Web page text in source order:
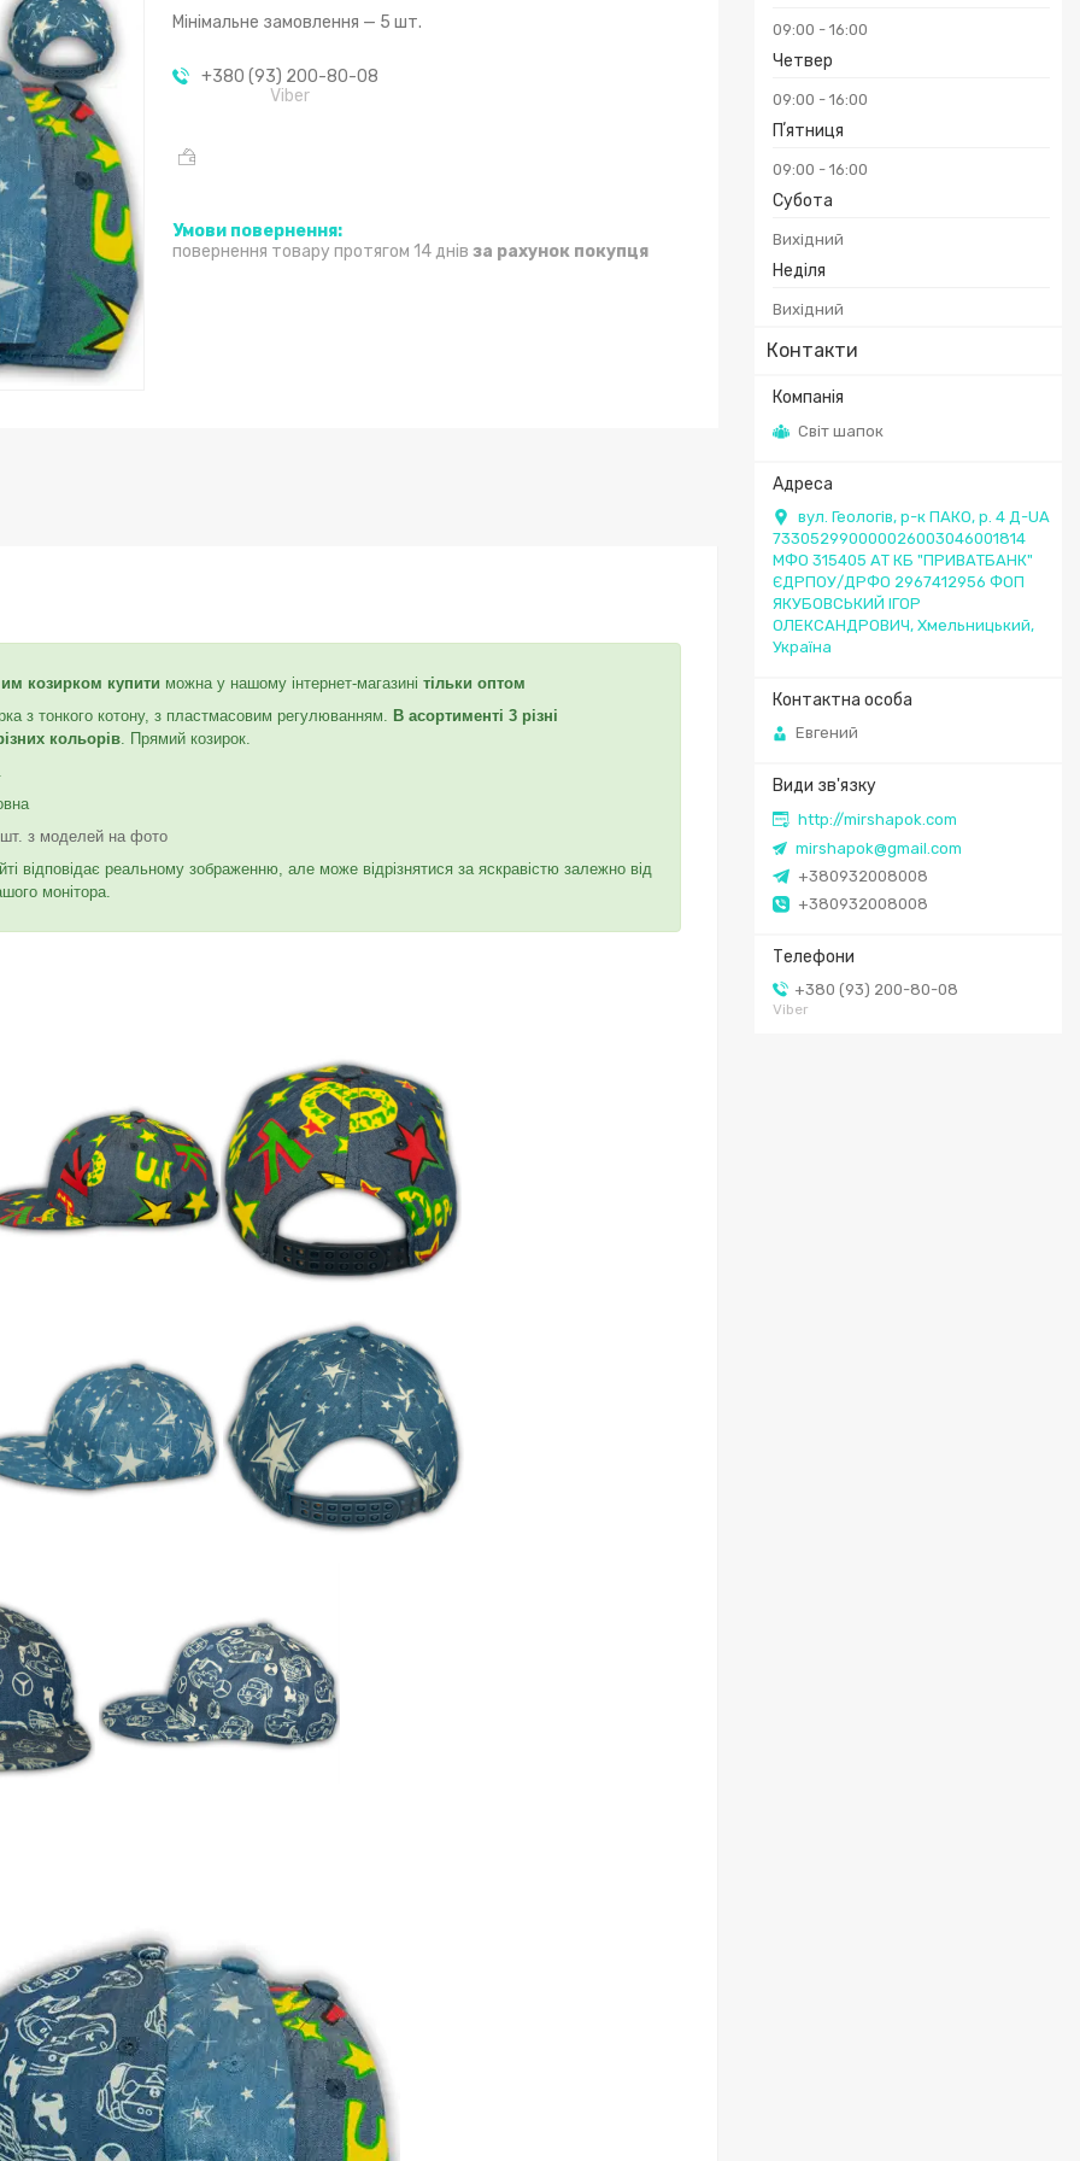
09:00 16:00
Четвер
09:00 16:00
Пʼятниця
09:00 16:00
Субота
Вихідний
Неділя
Вихідний
Контакти
Світ шапок
вул. Геологів, р-к ПАКО, р. 4 Д-UA
733052990000026003046001814
МФО 315405 АТ КБ "ПРИВАТБАНК"
ЄДРПОУ/ДРФО 2967412956 ФОП
ЯКУБОВСЬКИЙ ІГОР
ОЛЕКСАНДРОВИЧ, Хмельницький,
Україна
Евгений
http://mirshapok.com
mirshapok@gmail.com
+380932008008
+380932008008
+380 (93) 200-80-08
Viber
Мінімальне замовлення — 5 шт.
+380 (93) 200-80-08
Viber
повернення товару протягом 14 днів за рахунок покупця
козирком купити можна у нашому інтернет-магазині тільки оптом
з тонкого котону, з пластмасовим регулюванням. В асортименті 3 різні
кольорів . Прямий козирок.
шт. з моделей на фото
відповідає реальному зображенню, але може відрізнятися за яскравістю залежно від
монітора.